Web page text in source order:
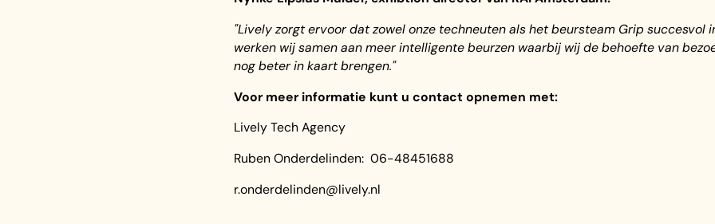
"Lively zorgt ervoor dat zowel onze techneuten als het beursteam Grip succesvol
werken wij samen aan meer intelligente beurzen waarbij wij de behoefte van
nog beter in kaart brengen."
Voor meer informatie kunt u contact opnemen met:
Lively Tech Agency
Ruben Onderdelinden: 06-48451688
r.onderdelinden@lively.nl